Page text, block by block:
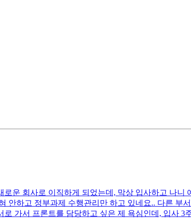
운 회사로 이직하게 되었는데, 막상 입사하고 나
안하고 정부과제 수행관리만 하고 있네요.. 다른 부
가서 프론트를 담당하고 싶은 제 욕심인데, 입사